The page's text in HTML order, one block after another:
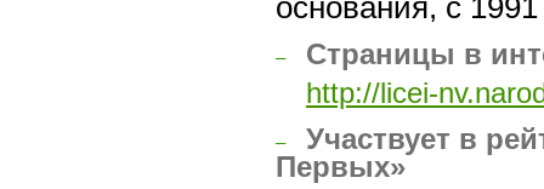
–
Страницы в
http://licei-
–
Участвует в
Первых»